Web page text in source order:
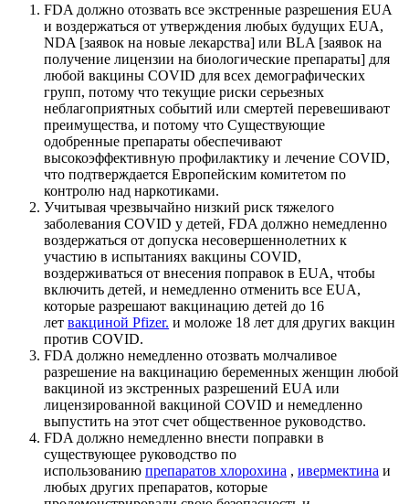
FDA должно отозвать все экстренные разрешения EUA
и воздержаться от утверждения любых будущих EUA,
NDA [заявок на новые лекарства] или BLA [заявок на
получение лицензии на биологические препараты] для
любой вакцины COVID для всех демографических
групп, потому что текущие риски серьезных
неблагоприятных событий или смертей перевешивают
преимущества, и потому что Существующие
одобренные препараты обеспечивают
высокоэффективную профилактику и лечение COVID,
что подтверждается Европейским комитетом по
контролю над наркотиками.
Учитывая чрезвычайно низкий риск тяжелого
заболевания COVID у детей, FDA должно немедленно
воздержаться от допуска несовершеннолетних к
участию в испытаниях вакцины COVID,
воздерживаться от внесения поправок в EUA, чтобы
включить детей, и немедленно отменить все EUA,
которые разрешают вакцинацию детей до 16
лет вакциной Pfizer. и моложе 18 лет для других вакцин
против COVID.
FDA должно немедленно отозвать молчаливое
разрешение на вакцинацию беременных женщин любой
вакциной из экстренных разрешений EUA или
лицензированной вакциной COVID и немедленно
выпустить на этот счет общественное руководство.
FDA должно немедленно внести поправки в
существующее руководство по
использованию препаратов хлорохина , ивермектина и
любых других препаратов, которые